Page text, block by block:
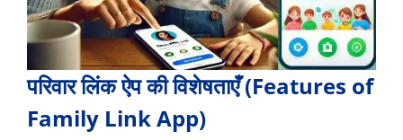
परिवार लिंक ऐप की विशेषताएँ (Features of
Family Link App)